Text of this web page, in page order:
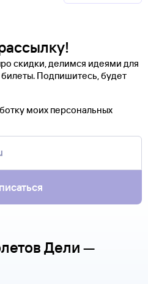
скидки, делимся идеями для
Подпишитесь, будет
моих персональных
Дели —